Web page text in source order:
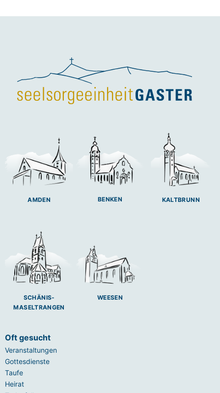
AMDEN BENKEN KALTBRUNN
SCHÄNIS-
MASELTRANGEN
WEESEN
Oft gesucht
Veranstaltungen
Gottesdienste
Taufe
Heirat